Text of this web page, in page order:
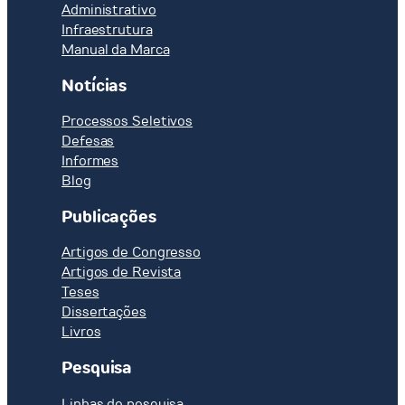
p.
Topical
Meeting
on
Probabilistic
Assessment,
Chester
Administrativo
Infraestrutura
Manual da Marca
Notícias
Processos Seletivos
Defesas
Informes
Blog
Publicações
Artigos de Congresso
Artigos de Revista
Teses
Dissertações
Livros
Pesquisa